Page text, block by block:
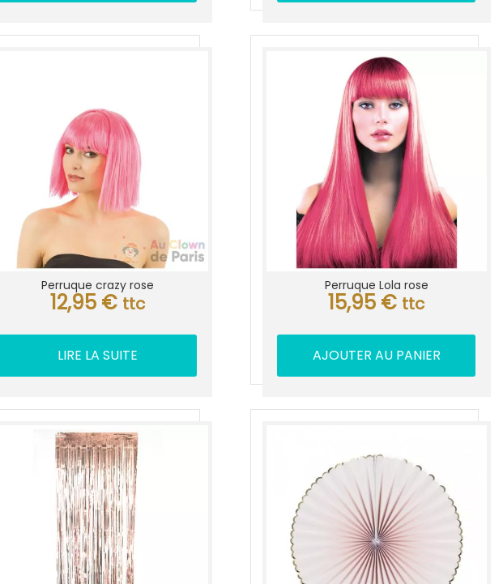
Perruque crazy rose
12,95 € ttc
LIRE LA SUITE
Perruque Lola rose
15,95 € ttc
AJOUTER AU PANIER